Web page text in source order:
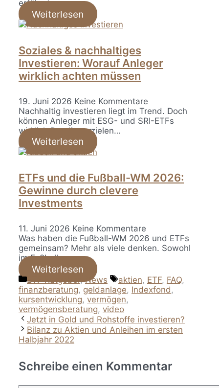
erfährst…
Weiterlesen
Soziales & nachhaltiges
Investieren: Worauf Anleger
wirklich achten müssen
19. Juni 2026 Keine Kommentare
Nachhaltig investieren liegt im Trend. Doch
können Anleger mit ESG- und SRI-ETFs
wirklich Rendite erzielen…
Weiterlesen
ETFs und die Fußball-WM 2026:
Gewinne durch clevere
Investments
11. Juni 2026 Keine Kommentare
Was haben die Fußball-WM 2026 und ETFs
gemeinsam? Mehr als viele denken. Sowohl
im Fußball…
Weiterlesen
Kategorien
ETF Ratgeber,News Schlagwörter
aktien, ETF, FAQ,
finanzberatung, geldanlage, Indexfond,
kursentwicklung, vermögen,
vermögensberatung, video
Jetzt in Gold und Rohstoffe investieren?
Bilanz zu Aktien und Anleihen im ersten
Halbjahr 2022
Schreibe einen Kommentar